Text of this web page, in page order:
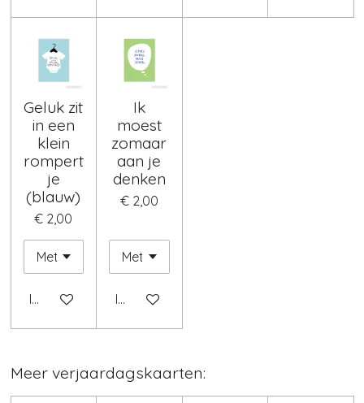
Geluk zit
in een
klein
rompert
je
(blauw)
€ 2,00
In winkelwagen
Ik
moest
zomaar
aan je
denken
€ 2,00
In winkelwagen
Meer verjaardagskaarten: